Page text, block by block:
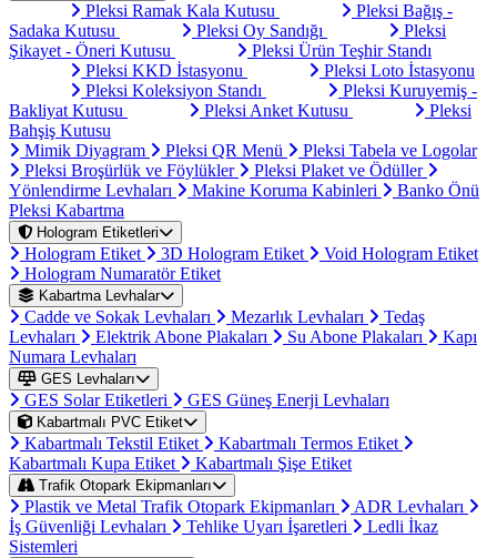
Pleksi Ramak Kala Kutusu
Pleksi Bağış -
Sadaka Kutusu
Pleksi Oy Sandığı
Pleksi
Şikayet - Öneri Kutusu
Pleksi Ürün Teşhir Standı
Pleksi KKD İstasyonu
Pleksi Loto İstasyonu
Pleksi Koleksiyon Standı
Pleksi Kuruyemiş -
Bakliyat Kutusu
Pleksi Anket Kutusu
Pleksi
Bahşiş Kutusu
Mimik Diyagram
Pleksi QR Menü
Pleksi Tabela ve Logolar
Pleksi Broşürlük ve Föylükler
Pleksi Plaket ve Ödüller
Yönlendirme Levhaları
Makine Koruma Kabinleri
Banko Önü
Pleksi Kabartma
Hologram Etiketleri
Hologram Etiket 3D Hologram Etiket
Void Hologram Etiket
Hologram Numaratör Etiket
Kabartma Levhalar
Cadde ve Sokak Levhaları Mezarlık Levhaları
Tedaş
Levhaları
Elektrik Abone Plakaları Su Abone Plakaları
Kapı
Numara Levhaları
GES Levhaları
GES Solar Etiketleri GES Güneş Enerji Levhaları
Kabartmalı PVC Etiket
Kabartmalı Tekstil Etiket
Kabartmalı Termos Etiket
Kabartmalı Kupa Etiket
Kabartmalı Şişe Etiket
Trafik Otopark Ekipmanları
Plastik ve Metal Trafik Otopark Ekipmanları
ADR Levhaları
İş Güvenliği Levhaları
Tehlike Uyarı İşaretleri
Ledli İkaz
Sistemleri